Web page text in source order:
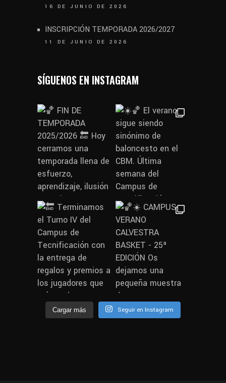
16 DE JUNIO DE 2026
INSCRIPCIÓN TEMPORADA 2026/2027
11 DE JUNIO DE 2026
SÍGUENOS EN INSTAGRAM
Cargar más Seguir en Instagram